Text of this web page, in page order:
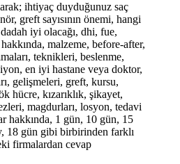
ihtiyaç duyduğunuz saç
greft sayısının önemi, hangi
iyi olacağı, dhi, fue,
malzeme, before-after,
teknikleri, beslenme,
en iyi hastane veya doktor,
gelişmeleri, greft, kursu,
hücre, kızarıklık, şikayet,
magdurları, losyon, tedavi
hakkında, 1 gün, 10 gün, 15
18 gün gibi birbirinden farklı
firmalardan cevap